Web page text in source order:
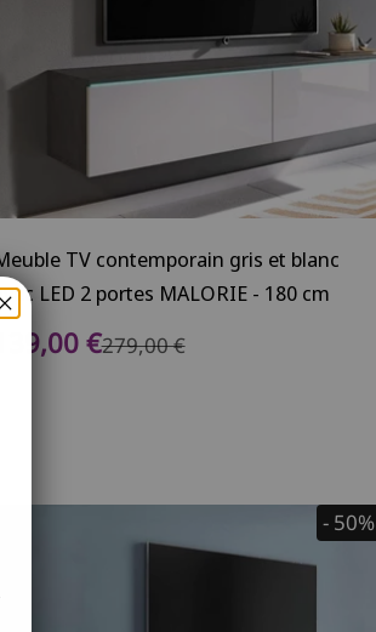
TV contemporain gris et blanc
LED 2 portes MALORIE - 180 cm
Prix de vente
139,00 €Prix normal
279,00 €
- 50%